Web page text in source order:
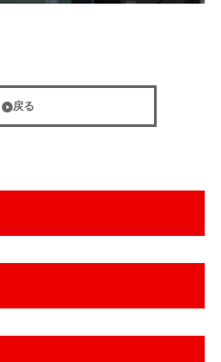
戻る